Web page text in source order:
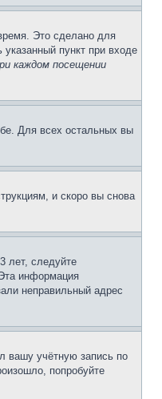
Это сделано для
пункт при входе
каждом посещении
Для всех остальных вы
и скоро вы снова
лет, следуйте
информация
неправильный адрес
вашу учётную запись по
попробуйте